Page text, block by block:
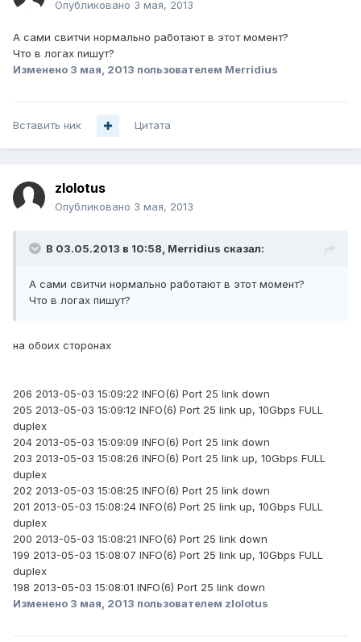
Опубликовано 3 мая, 2013
А сами свитчи нормально работают в этот момент?
Что в логах пишут?
Изменено 3 мая, 2013 пользователем Merridius
Вставить ник Цитата
zlolotus
Опубликовано 3 мая, 2013
В 03.05.2013 в 10:58, Merridius сказал:
А сами свитчи нормально работают в этот момент?
Что в логах пишут?
на обоих сторонах
206 2013-05-03 15:09:22 INFO(6) Port 25 link down
205 2013-05-03 15:09:12 INFO(6) Port 25 link up, 10Gbps FULL
duplex
204 2013-05-03 15:09:09 INFO(6) Port 25 link down
203 2013-05-03 15:08:26 INFO(6) Port 25 link up, 10Gbps FULL
duplex
202 2013-05-03 15:08:25 INFO(6) Port 25 link down
201 2013-05-03 15:08:24 INFO(6) Port 25 link up, 10Gbps FULL
duplex
200 2013-05-03 15:08:21 INFO(6) Port 25 link down
199 2013-05-03 15:08:07 INFO(6) Port 25 link up, 10Gbps FULL
duplex
198 2013-05-03 15:08:01 INFO(6) Port 25 link down
Изменено 3 мая, 2013 пользователем zlolotus